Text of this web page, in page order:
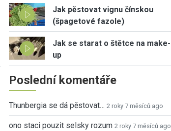
Jak pěstovat vignu čínskou
(špagetové fazole)
Jak se starat o štětce na make-
up
Poslední komentáře
Thunbergia se dá pěstovat… 2 roky 7 měsíců ago
ono staci pouzit selsky rozum 2 roky 7 měsíců ago